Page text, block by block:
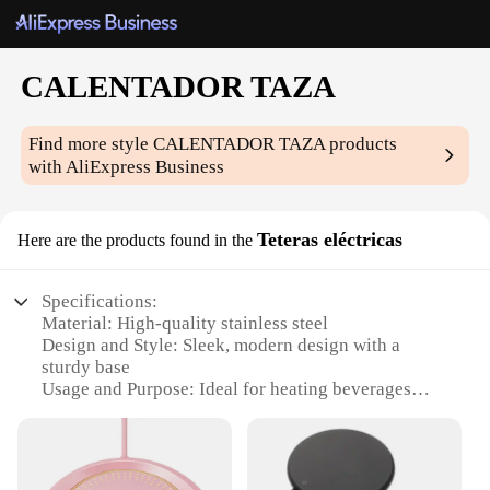
CALENTADOR TAZA
Find more styleCALENTADOR TAZAproducts
with AliExpress Business
Here are the products found in the Teteras eléctricas
Specifications:
Material: High-quality stainless steel
Design and Style: Sleek, modern design with a
sturdy base
Usage and Purpose: Ideal for heating beverages
Performance and Property: 220V power supply
ensures rapid heating
Shape or Size or Weight or Quantity: Compact and